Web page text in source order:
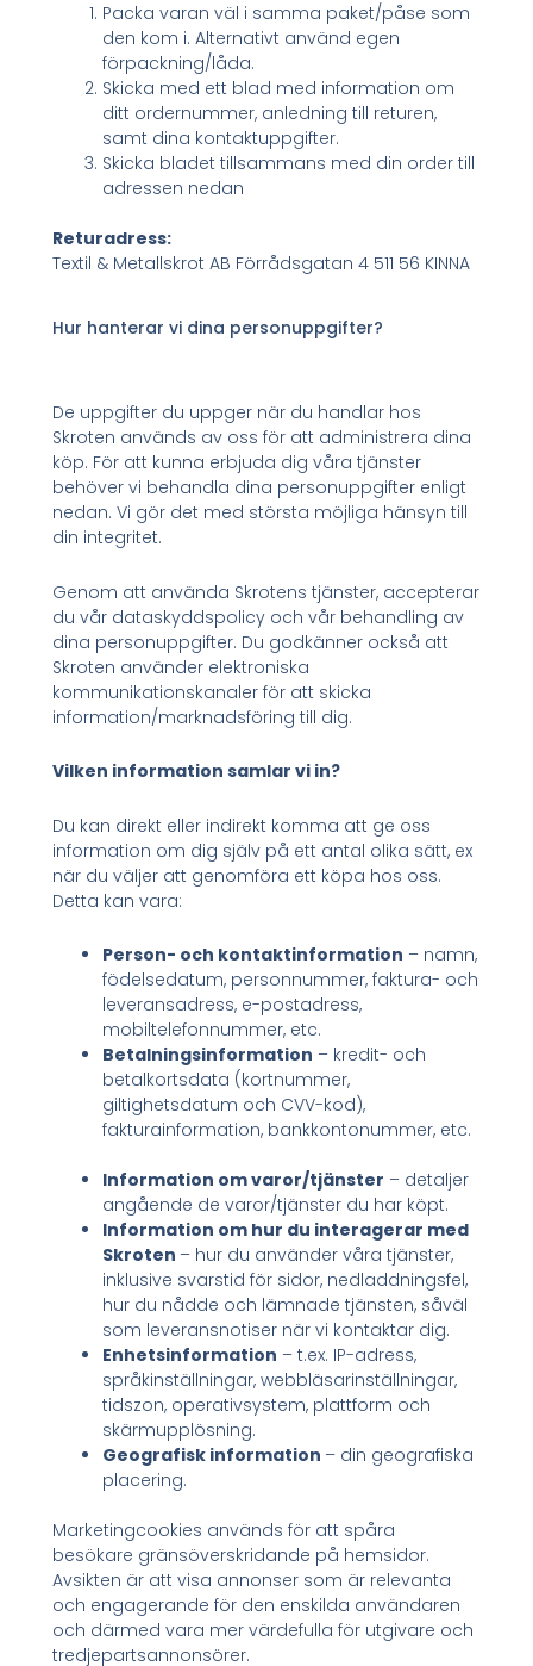
Packa varan väl i samma paket/påse som
den kom i. Alternativt använd egen
förpackning/låda.
Skicka med ett blad med information om
ditt ordernummer, anledning till returen,
samt dina kontaktuppgifter.
Skicka bladet tillsammans med din order till
adressen nedan
Returadress:
Textil & Metallskrot AB Förrådsgatan 4 511 56 KINNA
Hur hanterar vi dina personuppgifter?
De uppgifter du uppger när du handlar hos
Skroten används av oss för att administrera dina
köp. För att kunna erbjuda dig våra tjänster
behöver vi behandla dina personuppgifter enligt
nedan. Vi gör det med största möjliga hänsyn till
din integritet.
Genom att använda Skrotens tjänster, accepterar
du vår dataskyddspolicy och vår behandling av
dina personuppgifter. Du godkänner också att
Skroten använder elektroniska
kommunikationskanaler för att skicka
information/marknadsföring till dig.
Vilken information samlar vi in?
Du kan direkt eller indirekt komma att ge oss
information om dig själv på ett antal olika sätt, ex
när du väljer att genomföra ett köpa hos oss.
Detta kan vara:
Person- och kontaktinformation – namn,
födelsedatum, personnummer, faktura- och
leveransadress, e-postadress,
mobiltelefonnummer, etc.
Betalningsinformation – kredit- och
betalkortsdata (kortnummer,
giltighetsdatum och CVV-kod),
fakturainformation, bankkontonummer, etc.
Information om varor/tjänster – detaljer
angående de varor/tjänster du har köpt.
Information om hur du interagerar med
Skroten – hur du använder våra tjänster,
inklusive svarstid för sidor, nedladdningsfel,
hur du nådde och lämnade tjänsten, såväl
som leveransnotiser när vi kontaktar dig.
Enhetsinformation – t.ex. IP-adress,
språkinställningar, webbläsarinställningar,
tidszon, operativsystem, plattform och
skärmupplösning.
Geografisk information – din geografiska
placering.
Marketingcookies används för att spåra
besökare gränsöverskridande på hemsidor.
Avsikten är att visa annonser som är relevanta
och engagerande för den enskilda användaren
och därmed vara mer värdefulla för utgivare och
tredjepartsannonsörer.